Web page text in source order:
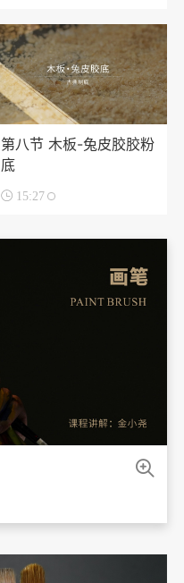
第八节 木板-兔皮胶胶粉
底
 15:27
